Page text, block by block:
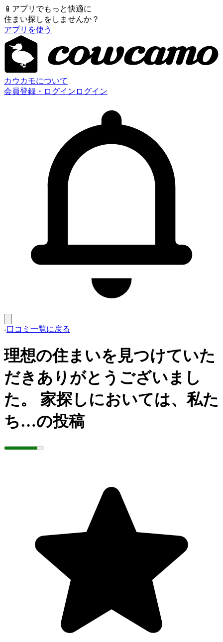
📱 アプリでもっと快適に
住まい探しをしませんか？
アプリを使う
カウカモについて
会員登録・ログイン ログイン
口コミ一覧に戻る
理想の住まいを見つけていた
だきありがとうございまし
た。 家探しにおいては、私た
ち…の投稿